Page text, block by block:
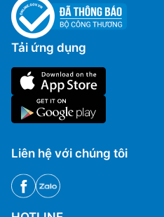
Tải ứng dụng
Liên hệ với chúng tôi